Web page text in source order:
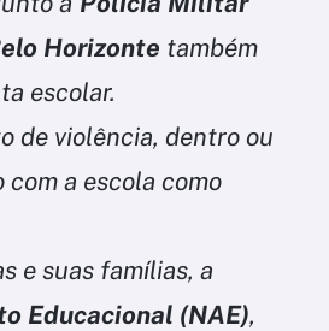
Horizonte também
escolar.
de violência, dentro ou
a escola como
e suas famílias, a
Educacional (NAE),